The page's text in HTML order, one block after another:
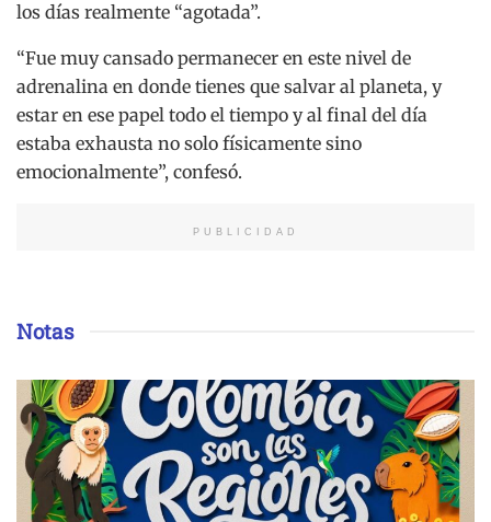
los días realmente “agotada”.
“Fue muy cansado permanecer en este nivel de
adrenalina en donde tienes que salvar al planeta, y
estar en ese papel todo el tiempo y al final del día
estaba exhausta no solo físicamente sino
emocionalmente”, confesó.
PUBLICIDAD
Notas